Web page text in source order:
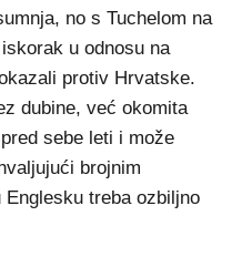
no s Tuchelom na
u odnosu na
protiv Hrvatske.
dubine, već okomita
sebe leti i može
brojnim
treba ozbiljno